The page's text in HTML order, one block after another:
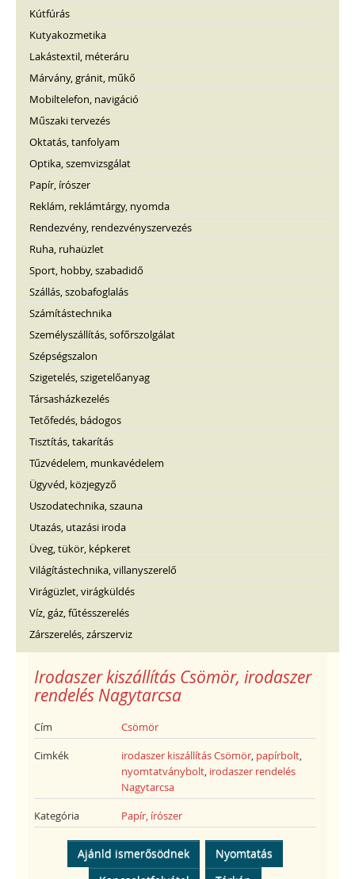
Kútfúrás
Kutyakozmetika
Lakástextil, méteráru
Márvány, gránit, műkő
Mobiltelefon, navigáció
Műszaki tervezés
Oktatás, tanfolyam
Optika, szemvizsgálat
Papír, írószer
Reklám, reklámtárgy, nyomda
Rendezvény, rendezvényszervezés
Ruha, ruhaüzlet
Sport, hobby, szabadidő
Szállás, szobafoglalás
Számítástechnika
Személyszállítás, sofőrszolgálat
Szépségszalon
Szigetelés, szigetelőanyag
Társasházkezelés
Tetőfedés, bádogos
Tisztítás, takarítás
Tűzvédelem, munkavédelem
Ügyvéd, közjegyző
Uszodatechnika, szauna
Utazás, utazási iroda
Üveg, tükör, képkeret
Világítástechnika, villanyszerelő
Virágüzlet, virágküldés
Víz, gáz, fűtésszerelés
Zárszerelés, zárszerviz
Irodaszer kiszállítás Csömör, irodaszer
rendelés Nagytarcsa
Cím Csömör
Cimkék irodaszer kiszállítás Csömör, papírbolt,
nyomtatványbolt, irodaszer rendelés
Nagytarcsa
Kategória Papír, írószer
Ajánld ismerősödnek
Nyomtatás